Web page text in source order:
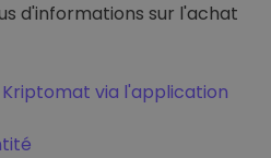
d'informations sur l'achat
via l'application